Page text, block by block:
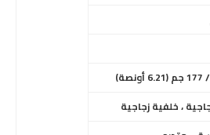
، خلفية زجاجية